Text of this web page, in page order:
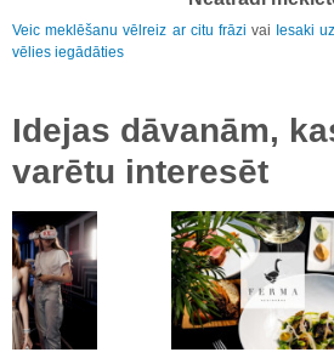
Veic meklēšanu vēlreiz ar citu frāzi vai Iesaki
vēlies iegādāties
Idejas dāvanām,
varētu interesēt